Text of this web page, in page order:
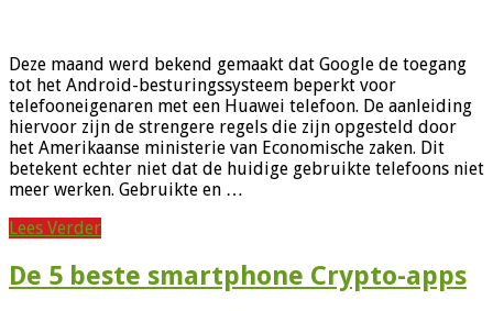
Deze maand werd bekend gemaakt dat Google de toegang
tot het Android-besturingssysteem beperkt voor
telefooneigenaren met een Huawei telefoon. De aanleiding
hiervoor zijn de strengere regels die zijn opgesteld door
het Amerikaanse ministerie van Economische zaken. Dit
betekent echter niet dat de huidige gebruikte telefoons niet
meer werken. Gebruikte en …
Lees Verder
De 5 beste smartphone Crypto-apps